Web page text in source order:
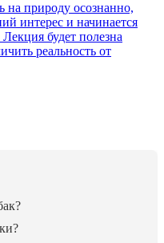
на природу осознанно,
интерес и начинается
Лекция будет полезна
реальность от